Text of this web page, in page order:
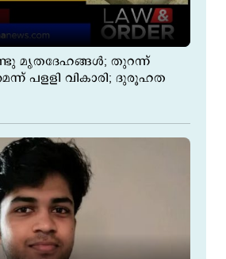
മൃതദേഹങ്ങൾ; തുറന്ന്
പളളി വികാരി; ദുരൂഹത